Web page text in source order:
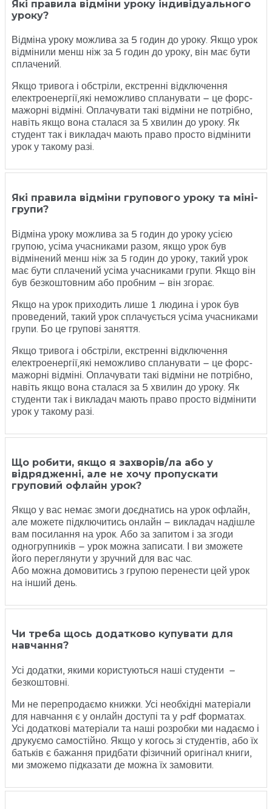
Які правила відміни уроку індивідуального
уроку?
Відміна уроку можлива за 5 годин до уроку. Якщо урок
відмінили менш ніж за 5 годин до уроку, він має бути
сплачений.
Якщо тривога і обстріли, екстренні відключення
електроенергії,які неможливо спланувати – це форс-
мажорні відміні. Оплачувати такі відміни не потрібно,
навіть якщо вона сталася за 5 хвилин до уроку. Як
студент так і викладач мають право просто відмінити
урок у такому разі.
Які правила відміни групового уроку та міні-
групи?
Відміна уроку можлива за 5 годин до уроку усією
групою, усіма учасниками разом, якщо урок був
відмінений менш ніж за 5 годин до уроку, такий урок
має бути сплачений усіма учасниками групи. Якщо він
був безкоштовним або пробним – він згорає.
Якщо на урок приходить лише 1 людина і урок був
проведений, такий урок сплачується усіма учасниками
групи. Бо це групові заняття.
Якщо тривога і обстріли, екстренні відключення
електроенергії,які неможливо спланувати – це форс-
мажорні відміні. Оплачувати такі відміни не потрібно,
навіть якщо вона сталася за 5 хвилин до уроку. Як
студенти так і викладач мають право просто відмінити
урок у такому разі.
Що робити, якщо я захворів/ла або у
відрядженні, але не хочу пропускати
груповий офлайн урок?
Якщо у вас немає змоги доєднатись на урок офлайн,
але можете підключитись онлайн – викладач надішле
вам посилання на урок. Або за запитом і за згоди
одногрупників – урок можна записати. І ви зможете
його переглянути у зручний для вас час.
Або можна домовитись з групою перенести цей урок
на інший день.
Чи треба щось додатково купувати для
навчання?
Усі додатки, якими користуються наші студенти –
безкоштовні.
Ми не перепродаємо книжки. Усі необхідні матеріали
для навчання є у онлайн доступі та у pdf форматах.
Усі додаткові матеріали та наші розробки ми надаємо і
друкуємо самостійно. Якщо у когось зі студентів, або їх
батьків є бажання придбати фізичний оригінал книги,
ми зможемо підказати де можна їх замовити.